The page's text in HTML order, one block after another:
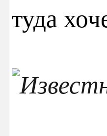
туда